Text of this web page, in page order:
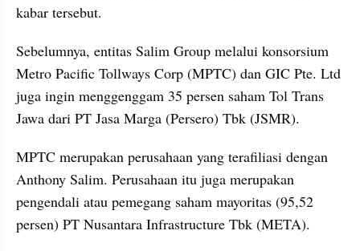
kabar tersebut.
Sebelumnya, entitas Salim Group melalui konsorsium
Metro Pacific Tollways Corp (MPTC) dan GIC Pte. Ltd
juga ingin menggenggam 35 persen saham Tol Trans
Jawa dari PT Jasa Marga (Persero) Tbk (JSMR).
MPTC merupakan perusahaan yang terafiliasi dengan
Anthony Salim. Perusahaan itu juga merupakan
pengendali atau pemegang saham mayoritas (95,52
persen) PT Nusantara Infrastructure Tbk (META).